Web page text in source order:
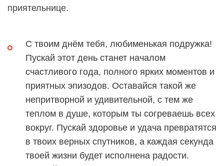
приятельнице.
С твоим днём тебя, любименькая подружка!
Пускай этот день станет началом
счастливого года, полного ярких моментов и
приятных эпизодов. Оставайся такой же
непритворной и удивительной, с тем же
теплом в душе, которым ты согреваешь всех
вокруг. Пускай здоровье и удача превратятся
в твоих верных спутников, а каждая секунда
твоей жизни будет исполнена радости.